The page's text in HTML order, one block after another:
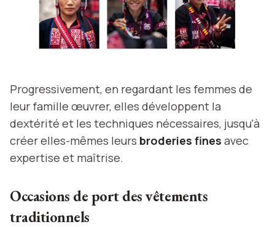
Progressivement, en regardant les femmes de
leur famille œuvrer, elles développent la
dextérité et les techniques nécessaires, jusqu'à
créer elles-mêmes leurs broderies fines avec
expertise et maîtrise.
Occasions de port des vêtements
traditionnels